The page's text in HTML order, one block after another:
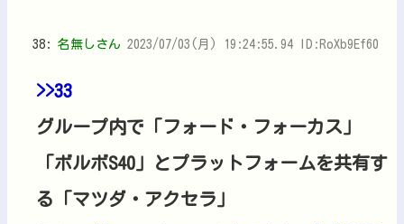
38: 名無しさん 2023/07/03(月) 19:24:55.94 ID:RoXb9Ef60
>>33
グループ内で「フォード・フォーカス」
「ボルボS40」とプラットフォームを共有す
る「マツダ・アクセラ」